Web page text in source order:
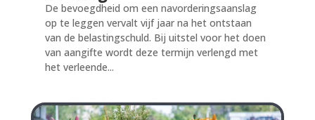
De bevoegdheid om een navorderingsaanslag
op te leggen vervalt vijf jaar na het ontstaan
van de belastingschuld. Bij uitstel voor het doen
van aangifte wordt deze termijn verlengd met
het verleende...